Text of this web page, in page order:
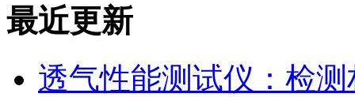
最近更新
透气性能测试仪：检